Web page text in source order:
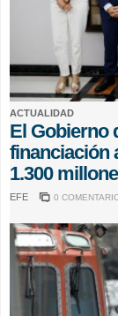
ACTUALIDAD
El Gobierno
financiación
1.300
EFE 0